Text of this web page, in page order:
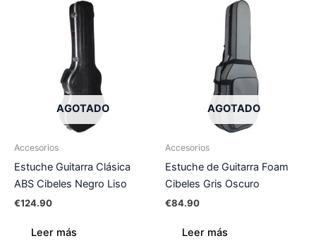
AGOTADO
Accesorios
Estuche Guitarra Clásica
ABS Cibeles Negro Liso
€124.90
Leer más
AGOTADO
Accesorios
Estuche de Guitarra Foam
Cibeles Gris Oscuro
€84.90
Leer más